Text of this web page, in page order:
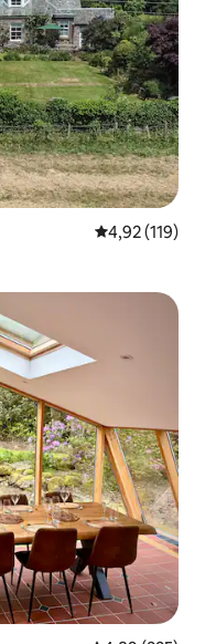
Gemiddelde
4,92 (119)